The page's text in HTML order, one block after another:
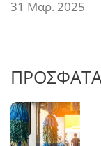
31 Μαρ. 2025